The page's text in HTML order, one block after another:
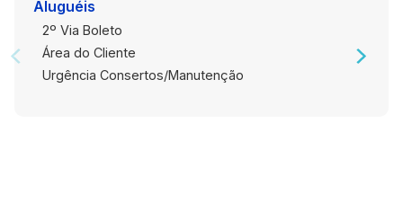
Aluguéis
2º Via Boleto
Área do Cliente
Urgência Consertos/Manutenção